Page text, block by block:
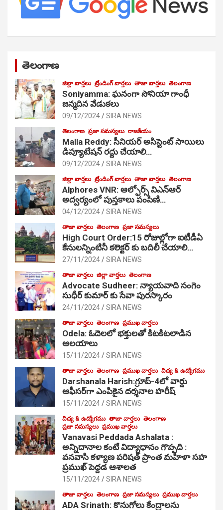
తెలంగాణ
జిల్లా వార్తలు ట్రేండింగ్ వార్తలు తాజా వార్తలు తెలంగాణ
Soniyamma: ఘ‌నంగా సోనియా గాంధీ
జ‌న్మ‌దిన వేడుక‌లు
09/12/2024 SIRA NEWS
తెలంగాణ ప్రజా సమస్యలు రాజకీయం
Malla Reddy: సీనియర్ అసిస్టెంట్ సాయిలు
డిప్యూటేషన్ రద్దు చేయాలి…
09/12/2024 SIRA NEWS
జిల్లా వార్తలు ట్రేండింగ్ వార్తలు తాజా వార్తలు తెలంగాణ
Alphores VNR: ఆల్ఫోర్స్ విఎన్ఆర్
అద్వర్యంలో పుస్తకాలు పంపిణి…
04/12/2024 SIRA NEWS
తాజా వార్తలు తెలంగాణ ప్రజా సమస్యలు
High Court Order:15 రోజుల్లోగా ఐటీడీఏ
కేసులన్నింటినీ కలెక్టర్ కు బదిలీ చేయాలి…
27/11/2024 SIRA NEWS
తాజా వార్తలు జిల్లా వార్తలు తెలంగాణ
Advocate Sudheer: న్యాయవాది సంగెం
సుధీర్ కుమార్ కు సేవా పురస్కారం
24/11/2024 SIRA NEWS
తాజా వార్తలు తెలంగాణ ప్రముఖ వార్తలు
Odela: ఓదెల‌లో భక్తులతో కిటకిటలాడిన
ఆల‌యాలు
15/11/2024 SIRA NEWS
తాజా వార్తలు తెలంగాణ ప్రముఖ వార్తలు విద్య & ఉద్యోగము
Darshanala Harish:గ్రూప్-4లో వార్డు
ఆఫీసర్‌గా ఎంపికైన దర్శనాల హరీష్
15/11/2024 SIRA NEWS
విద్య & ఉద్యోగము తాజా వార్తలు తెలంగాణ
ప్రజా సమస్యలు ప్రముఖ వార్తలు
Vanavasi Peddada Ashalata :
అన్నిదానాల కంటే విద్యాధానం గొప్పది :
వనవాసి కళ్యాణ పరిషత్ ప్రాంత మహిళా సహ
ప్రముఖ్ పెద్దడ ఆశాలత
15/11/2024 SIRA NEWS
తాజా వార్తలు తెలంగాణ ప్రజా సమస్యలు ప్రముఖ వార్తలు
ADA Srinath: కొనుగోలు కేంద్రాల‌ను